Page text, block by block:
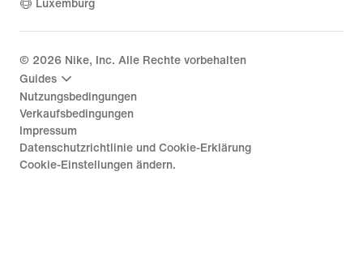
Luxemburg
© 2026 Nike, Inc. Alle Rechte vorbehalten
Guides
Nutzungsbedingungen
Verkaufsbedingungen
Impressum
Datenschutzrichtlinie und Cookie-Erklärung
Cookie-Einstellungen ändern.